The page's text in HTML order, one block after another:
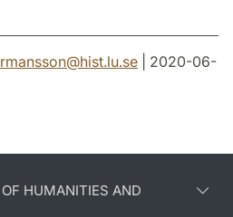
@hist.lu.se | 2020-06-
HUMANITIES AND